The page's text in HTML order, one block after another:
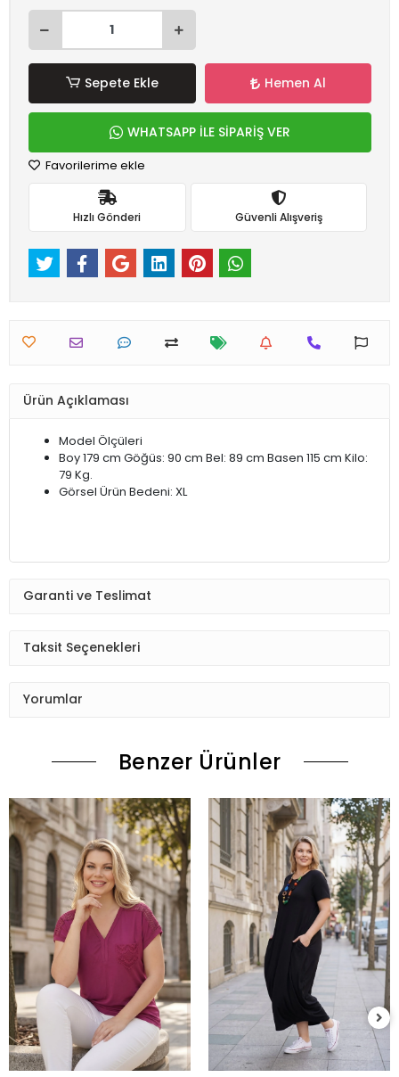
Sepete Ekle Hemen Al
WHATSAPP İLE SİPARİŞ VER
Favorilerime ekle
Hızlı Gönderi Güvenli Alışveriş
Ürün Açıklaması
Model Ölçüleri
Boy 179 cm Göğüs: 90 cm Bel: 89 cm Basen 115 cm Kilo:
79 Kg.
Görsel Ürün Bedeni: XL
Garanti ve Teslimat
Taksit Seçenekleri
Yorumlar
Benzer Ürünler